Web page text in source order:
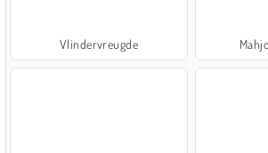
Vlindervreugde